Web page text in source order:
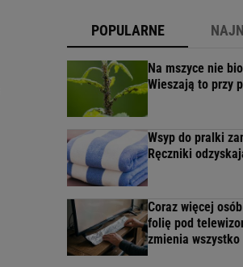
POPULARNE
Na mszyce nie
Wieszają to przy
Wsyp do pralki
Ręczniki
Coraz więcej
folię pod
zmienia wszystko